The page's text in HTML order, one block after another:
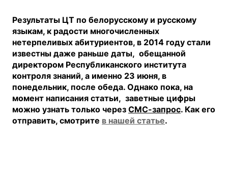
Результаты ЦТ по белорусскому и русскому
языкам, к радости многочисленных
нетерпеливых абитуриентов, в 2014 году стали
известны даже раньше даты, обещанной
директором Республиканского института
контроля знаний, а именно 23 июня, в
понедельник, после обеда. Однако пока, на
момент написания статьи, заветные цифры
можно узнать только через СМС-запрос. Как его
отправить, смотрите в нашей статье.